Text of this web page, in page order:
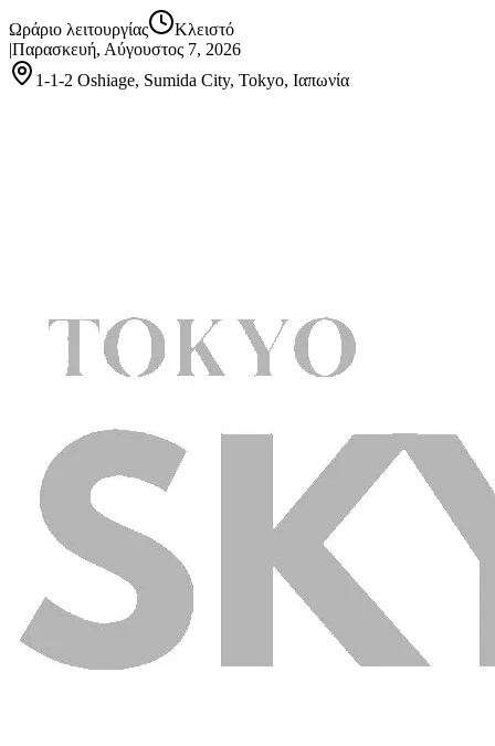
Ωράριο λειτουργίας
Κλειστό
|Παρασκευή, Αύγουστος 7, 2026
1-1-2 Oshiage, Sumida City, Tokyo, Ιαπωνία